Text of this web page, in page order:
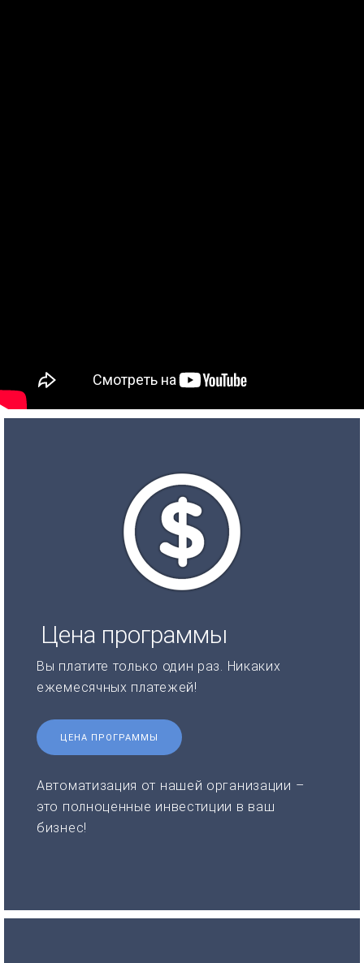
Цена программы
Вы платите только один раз. Никаких
ежемесячных платежей!
ЦЕНА ПРОГРАММЫ
Автоматизация от нашей организации –
это полноценные инвестиции в ваш
бизнес!